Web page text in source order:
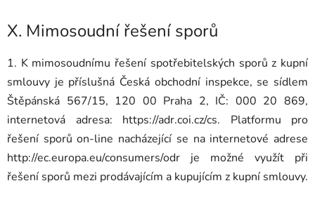
X. Mimosoudní řešení sporů
1. K mimosoudnímu řešení spotřebitelských sporů z kupní
smlouvy je příslušná Česká obchodní inspekce, se sídlem
Štěpánská 567/15, 120 00 Praha 2, IČ: 000 20 869,
internetová adresa: https://adr.coi.cz/cs. Platformu pro
řešení sporů on-line nacházející se na internetové adrese
http://ec.europa.eu/consumers/odr je možné využít při
řešení sporů mezi prodávajícím a kupujícím z kupní smlouvy.